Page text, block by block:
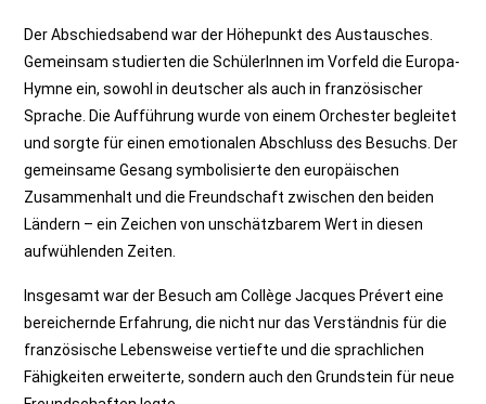
Der Abschiedsabend war der Höhepunkt des Austausches.
Gemeinsam studierten die SchülerInnen im Vorfeld die Europa-
Hymne ein, sowohl in deutscher als auch in französischer
Sprache. Die Aufführung wurde von einem Orchester begleitet
und sorgte für einen emotionalen Abschluss des Besuchs. Der
gemeinsame Gesang symbolisierte den europäischen
Zusammenhalt und die Freundschaft zwischen den beiden
Ländern – ein Zeichen von unschätzbarem Wert in diesen
aufwühlenden Zeiten.
Insgesamt war der Besuch am Collège Jacques Prévert eine
bereichernde Erfahrung, die nicht nur das Verständnis für die
französische Lebensweise vertiefte und die sprachlichen
Fähigkeiten erweiterte, sondern auch den Grundstein für neue